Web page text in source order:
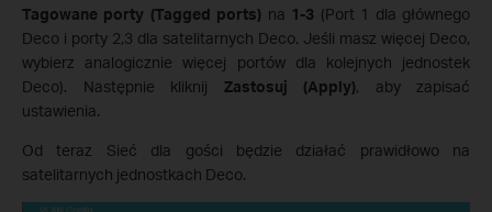
Tagowane porty (Tagged ports) na 1-3 (Port 1 dla głównego
Deco i porty 2,3 dla satelitarnych Deco. Jeśli masz więcej Deco,
wybierz analogicznie więcej portów dla kolejnych jednostek
Deco). Następnie kliknij Zastosuj (Apply), aby zapisać
ustawienia.
Od teraz Sieć dla gości będzie działać prawidłowo na
satelitarnych jednostkach Deco.